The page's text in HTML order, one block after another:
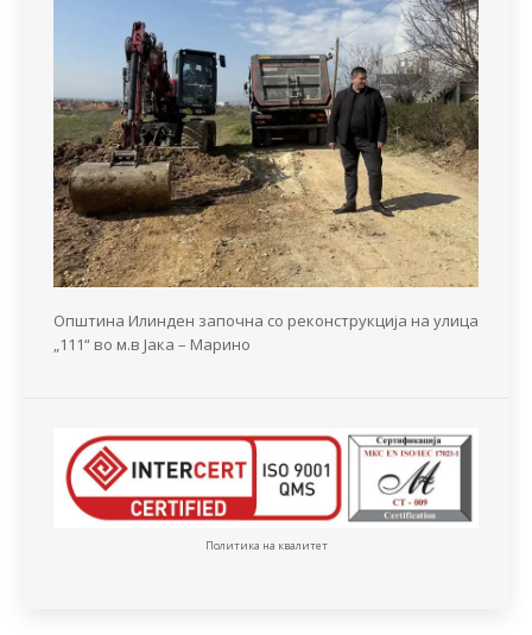
Општина Илинден започна со реконструкција на улица
„111“ во м.в Јака – Марино
Политика на квалитет